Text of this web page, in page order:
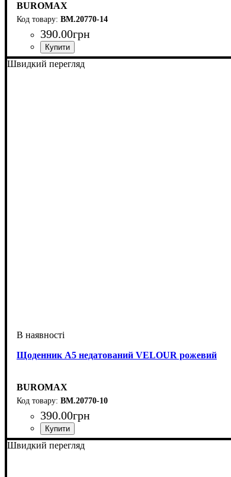
BUROMAX
BM.20770-14
390.00грн
Швидкий перегляд
Щоденник А5 недатований VELOUR рожевий
BUROMAX
BM.20770-10
390.00грн
Швидкий перегляд